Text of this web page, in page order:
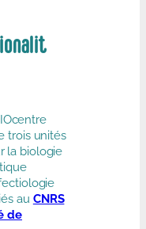
trois unités
la biologie
au CNRS
de